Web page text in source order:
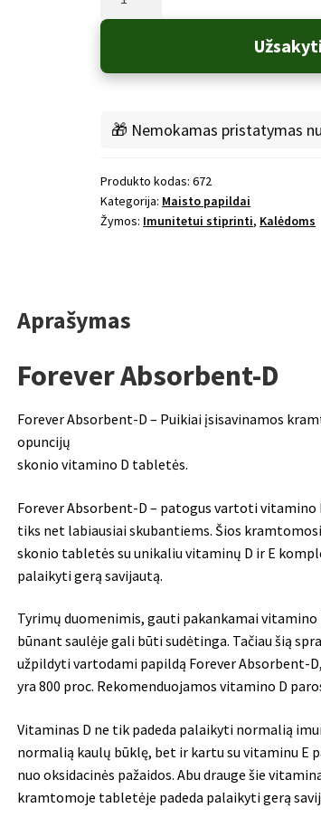
D
Užsakyti
🎁 Nemokamas pristatymas
Produkto kodas:672
Kategorija: Maisto papildai
Žymos: Imunitetui stiprinti, Kalėdoms
Aprašymas
Forever Absorbent-D
Forever Absorbent-D – Puikiai įsisavinamos
opuncijų
skonio vitamino D tabletės.
Forever Absorbent-D – patogus vartoti vitamino
tiks net labiausiai skubantiems. Šios
skonio tabletės su unikaliu vitaminų D ir E
palaikyti gerą savijautą.
Tyrimų duomenimis, gauti pakankamai vitamino
būnant saulėje gali būti sudėtinga. Tačiau šią
užpildyti vartodami papildą Forever Absorbent-
yra 800 proc. Rekomenduojamos vitamino D
Vitaminas D ne tik padeda palaikyti normalią
normalią kaulų būklę, bet ir kartu su vitaminu E
nuo oksidacinės pažaidos. Abu drauge šie
kramtomoje tabletėje padeda palaikyti gerą